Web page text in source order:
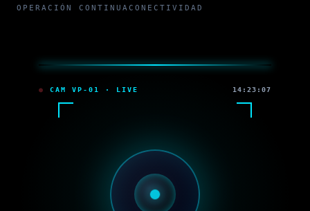
OPERACIÓN CONTINUACONECTIVIDAD
CAM VP-01 · LIVE 14:23:07